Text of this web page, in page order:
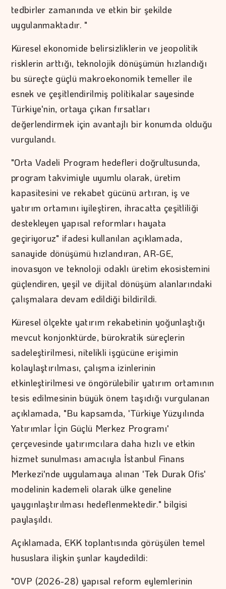
tedbirler zamanında ve etkin bir şekilde
uygulanmaktadır. "
Küresel ekonomide belirsizliklerin ve jeopolitik
risklerin arttığı, teknolojik dönüşümün hızlandığı
bu süreçte güçlü makroekonomik temeller ile
esnek ve çeşitlendirilmiş politikalar sayesinde
Türkiye'nin, ortaya çıkan fırsatları
değerlendirmek için avantajlı bir konumda olduğu
vurgulandı.
"Orta Vadeli Program hedefleri doğrultusunda,
program takvimiyle uyumlu olarak, üretim
kapasitesini ve rekabet gücünü artıran, iş ve
yatırım ortamını iyileştiren, ihracatta çeşitliliği
destekleyen yapısal reformları hayata
geçiriyoruz" ifadesi kullanılan açıklamada,
sanayide dönüşümü hızlandıran, AR-GE,
inovasyon ve teknoloji odaklı üretim ekosistemini
güçlendiren, yeşil ve dijital dönüşüm alanlarındaki
çalışmalara devam edildiği bildirildi.
Küresel ölçekte yatırım rekabetinin yoğunlaştığı
mevcut konjonktürde, bürokratik süreçlerin
sadeleştirilmesi, nitelikli işgücüne erişimin
kolaylaştırılması, çalışma izinlerinin
etkinleştirilmesi ve öngörülebilir yatırım ortamının
tesis edilmesinin büyük önem taşıdığı vurgulanan
açıklamada, "Bu kapsamda, 'Türkiye Yüzyılında
Yatırımlar İçin Güçlü Merkez Programı'
çerçevesinde yatırımcılara daha hızlı ve etkin
hizmet sunulması amacıyla İstanbul Finans
Merkezi'nde uygulamaya alınan 'Tek Durak Ofis'
modelinin kademeli olarak ülke geneline
yaygınlaştırılması hedeflenmektedir." bilgisi
paylaşıldı.
Açıklamada, EKK toplantısında görüşülen temel
hususlara ilişkin şunlar kaydedildi:
"OVP (2026-28) yapısal reform eylemlerinin